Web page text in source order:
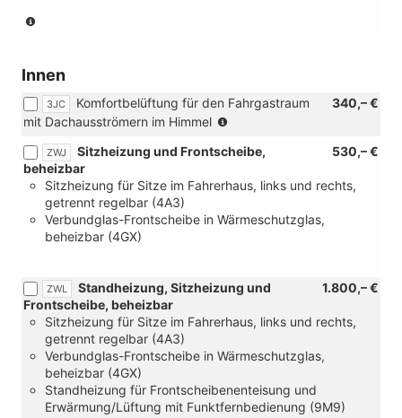
mit
Innen
3JC 340,– €
Komfortbelüftung für den Fahrgastraum
mit Dachausströmern im Himmel
Verbindung
[ZXC]
Panoramadach
Gittertrennwand
/Laderaum,
feste
hinter
2.
ZWJ 530,– €
Sitzheizung und Frontscheibe,
beheizbar
Sitzheizung für Sitze im Fahrerhaus, links und rechts,
getrennt regelbar (4A3)
Verbundglas-Frontscheibe in Wärmeschutzglas,
beheizbar (4GX)
ZWL 1.800,– €
Standheizung, Sitzheizung und
Frontscheibe, beheizbar
Sitzheizung für Sitze im Fahrerhaus, links und rechts,
getrennt regelbar (4A3)
Verbundglas-Frontscheibe in Wärmeschutzglas,
beheizbar (4GX)
Standheizung für Frontscheibenenteisung und
Erwärmung/Lüftung mit Funktfernbedienung (9M9)